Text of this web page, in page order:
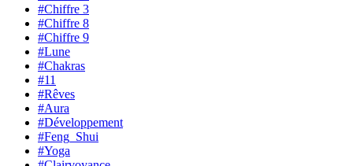
#Chiffre 3
#Chiffre 8
#Chiffre 9
#Lune
#Chakras
#11
#Rêves
#Aura
#Développement
#Feng_Shui
#Yoga